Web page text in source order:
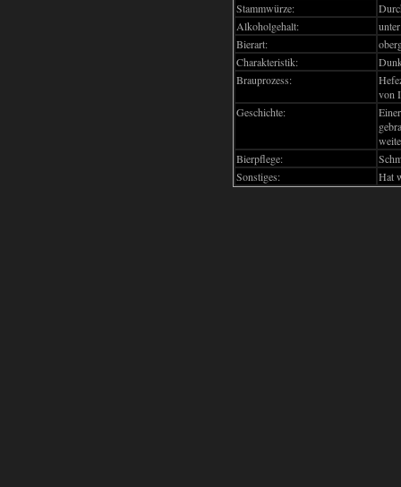
Stammwürze:
Alkoholgehalt:
Bierart:
Charakteristik:
Brauprozess:
von
Geschichte:
Bierpflege:
Sonstiges:
Hat